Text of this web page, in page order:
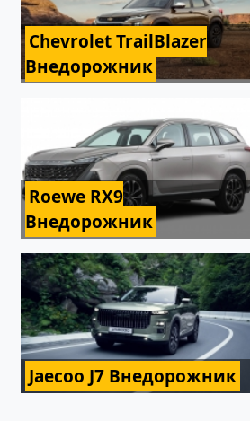
Chevrolet TrailBlazer
Внедорожник
Roewe RX9
Внедорожник
Jaecoo J7 Внедорожник